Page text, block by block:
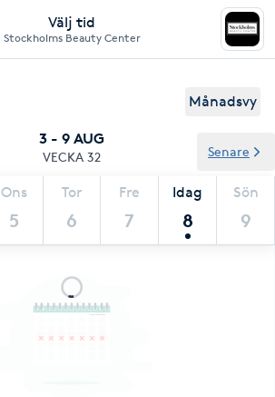
Välj tid
Stockholms Beauty Center
Månadsvy
3 - 9 AUG
VECKA 32
Ons
5
Tor
6
Fre
7
Idag
8
Sön
9
Senare